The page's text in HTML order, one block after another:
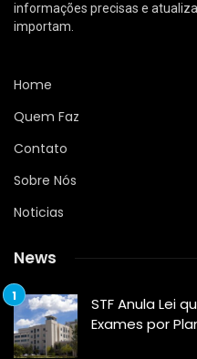
informações precisas e
importam.
Home
Quem Faz
Contato
Sobre Nós
Noticias
News
STF Anula Lei
Exames por